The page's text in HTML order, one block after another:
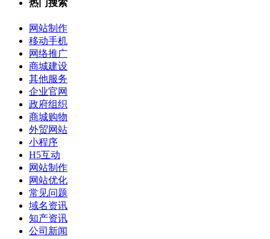
热门搜索
网站制作
移动手机
网络推广
商城建设
其他服务
企业官网
政府组织
商城购物
外贸网站
小程序
H5互动
网站制作
网站优化
常见问题
域名资讯
知产资讯
公司新闻